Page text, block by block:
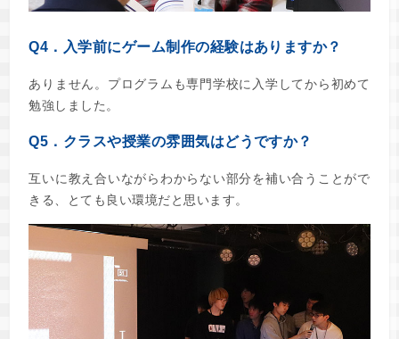
Q4．入学前にゲーム制作の経験はありますか？
ありません。プログラムも専門学校に入学してから初めて
勉強しました。
Q5．クラスや授業の雰囲気はどうですか？
互いに教え合いながらわからない部分を補い合うことがで
きる、とても良い環境だと思います。